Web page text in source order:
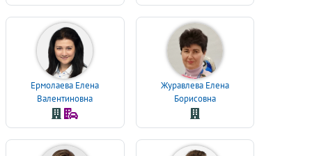
Ермолаева Елена
Валентиновна
Журавлева Елена
Борисовна